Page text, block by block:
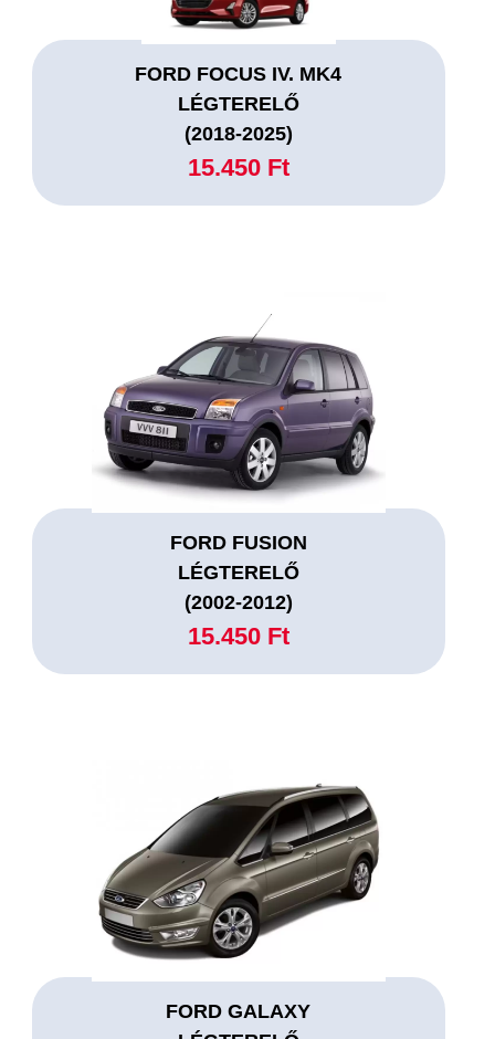
FORD FOCUS IV. MK4
LÉGTERELŐ
(2018-2025)
15.450 Ft
FORD FUSION
LÉGTERELŐ
(2002-2012)
15.450 Ft
FORD GALAXY